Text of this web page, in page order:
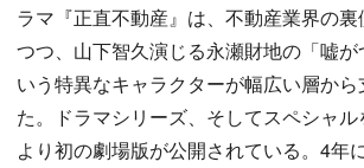
ラマ『正直不動産』は、不動産業界の裏
つつ、山下智久演じる永瀬財地の「嘘が
いう特異なキャラクターが幅広い層から
た。ドラマシリーズ、そしてスペシャ
より初の劇場版が公開されている。4年